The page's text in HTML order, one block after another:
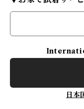
日本